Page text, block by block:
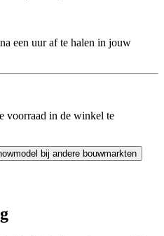
een uur af te halen in jouw
voorraad in de winkel te
bij andere bouwmarkten